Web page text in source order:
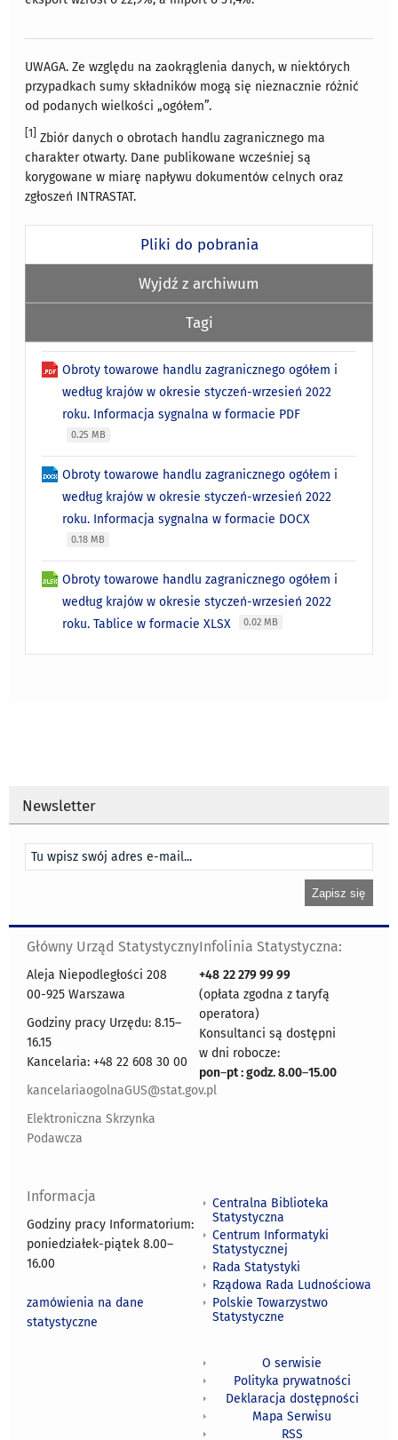
UWAGA. Ze względu na zaokrąglenia danych, w niektórych
przypadkach sumy składników mogą się nieznacznie różnić
od podanych wielkości „ogółem”.
[1]
Zbiór danych o obrotach handlu zagranicznego ma
charakter otwarty. Dane publikowane wcześniej są
korygowane w miarę napływu dokumentów celnych oraz
zgłoszeń INTRASTAT.
Pliki do pobrania
Wyjdź z archiwum
Tagi
Obroty towarowe handlu zagranicznego ogółem i
według krajów w okresie styczeń-wrzesień 2022
roku. Informacja sygnalna w formacie PDF
0.25 MB
Obroty towarowe handlu zagranicznego ogółem i
według krajów w okresie styczeń-wrzesień 2022
roku. Informacja sygnalna w formacie DOCX
0.18 MB
Obroty towarowe handlu zagranicznego ogółem i
według krajów w okresie styczeń-wrzesień 2022
roku. Tablice w formacie XLSX
0.02 MB
Newsletter
Główny Urząd Statystyczny
Aleja Niepodległości 208
00-925 Warszawa
Godziny pracy Urzędu: 8.15–
16.15
Kancelaria: +48 22 608 30 00
kancelariaogolnaGUS@stat.gov.pl
Elektroniczna Skrzynka
Podawcza
Infolinia Statystyczna:
+48 22 279 99 99
(opłata zgodna z taryfą
operatora)
Konsultanci są dostępni
w dni robocze:
pon–pt : godz. 8.00–15.00
Informacja
Godziny pracy Informatorium:
poniedziałek-piątek 8.00–
16.00
zamówienia na dane
statystyczne
Centralna Biblioteka
Statystyczna
Centrum Informatyki
Statystycznej
Rada Statystyki
Rządowa Rada Ludnościowa
Polskie Towarzystwo
Statystyczne
O serwisie
Polityka prywatności
Deklaracja dostępności
Mapa Serwisu
RSS